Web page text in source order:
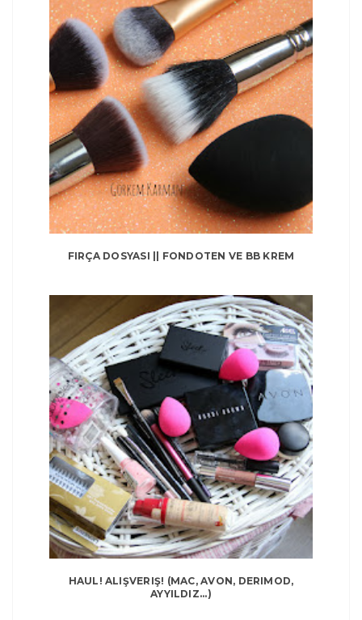
FIRÇA DOSYASI || FONDOTEN VE BB KREM
HAUL! ALIŞVERIŞ! (MAC, AVON, DERIMOD,
AYYILDIZ...)